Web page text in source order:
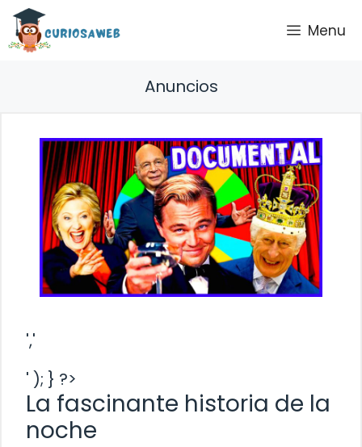
Saltar
contenido
Menu
Anuncios
','
' ); } ?>
La fascinante historia de la
noche